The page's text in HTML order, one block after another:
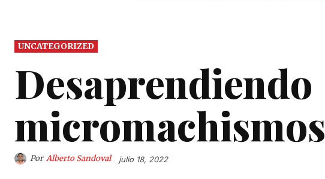
UNCATEGORIZED
Desaprendiendo
micromachismos
Por Alberto Sandoval julio 18, 2022